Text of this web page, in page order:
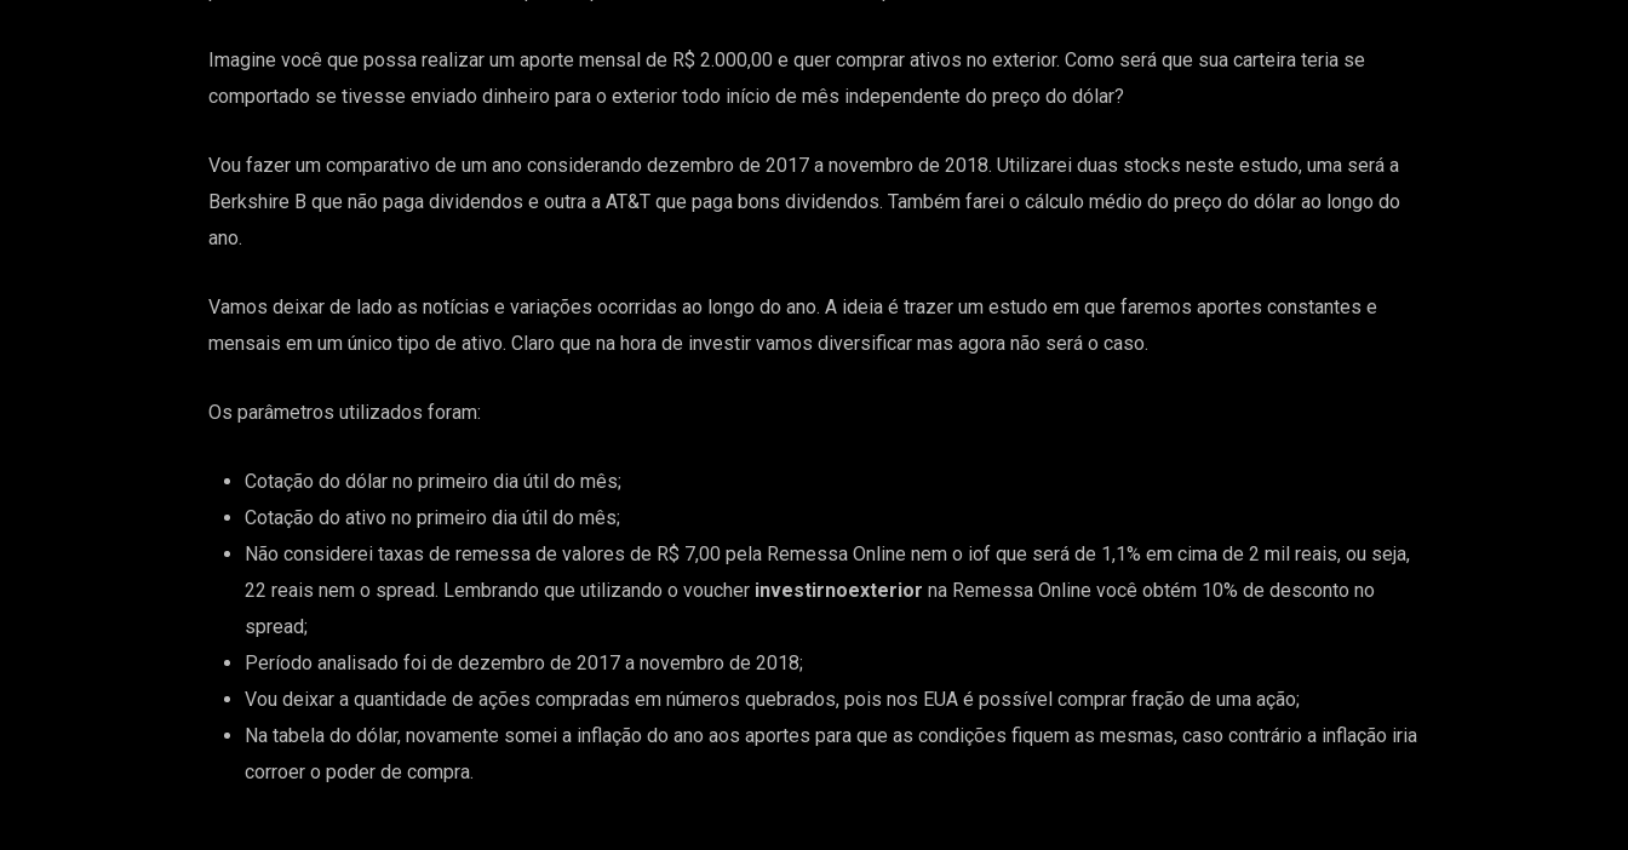
Imagine você que possa realizar um aporte mensal de R$ 2.000,00 e quer comprar ativos no exterior. Como será que sua carteira teria se
comportado se tivesse enviado dinheiro para o exterior todo início de mês independente do preço do dólar?
Vou fazer um comparativo de um ano considerando dezembro de 2017 a novembro de 2018. Utilizarei duas stocks neste estudo, uma será a
Berkshire B que não paga dividendos e outra a AT&T que paga bons dividendos. Também farei o cálculo médio do preço do dólar ao longo do
ano.
Vamos deixar de lado as notícias e variações ocorridas ao longo do ano. A ideia é trazer um estudo em que faremos aportes constantes e
mensais em um único tipo de ativo. Claro que na hora de investir vamos diversificar mas agora não será o caso.
Os parâmetros utilizados foram:
Cotação do dólar no primeiro dia útil do mês;
Cotação do ativo no primeiro dia útil do mês;
Não considerei taxas de remessa de valores de R$ 7,00 pela Remessa Online nem o iof que será de 1,1% em cima de 2 mil reais, ou seja,
22 reais nem o spread. Lembrando que utilizando o voucher investirnoexterior na Remessa Online você obtém 10% de desconto no
spread;
Período analisado foi de dezembro de 2017 a novembro de 2018;
Vou deixar a quantidade de ações compradas em números quebrados, pois nos EUA é possível comprar fração de uma ação;
Na tabela do dólar, novamente somei a inflação do ano aos aportes para que as condições fiquem as mesmas, caso contrário a inflação iria
corroer o poder de compra.